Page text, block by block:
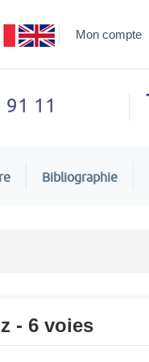
Mon compte
11
Bibliographie
- 6 voies